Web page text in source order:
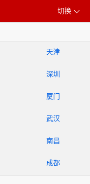
切换
天津
深圳
厦门
武汉
南昌
成都